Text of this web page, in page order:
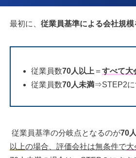
最初に、 従業員基準による会社規模
従業員数70人以上 ＝ すべて大
従業員数70人未満⇒STEP2に
従業員基準の分岐点となるのが70人
以上の場合、評価会社は無条件で大